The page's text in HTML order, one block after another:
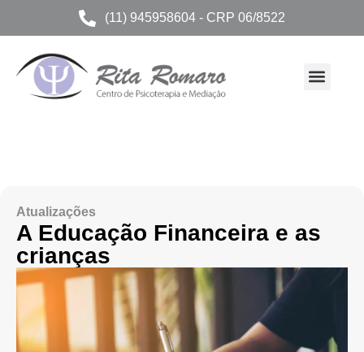
(11) 945958604 - CRP 06/8522
Atualizações
A Educação Financeira e as
crianças